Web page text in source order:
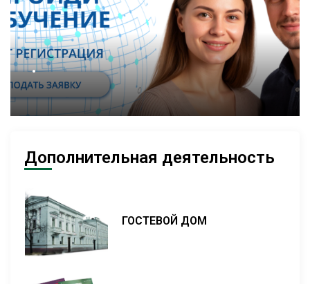
.
Дополнительная деятельность
ГОСТЕВОЙ ДОМ